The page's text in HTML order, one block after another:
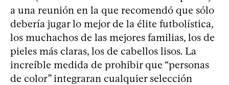
a una reunión en la que recomendó que sólo
debería jugar lo mejor de la élite futbolística,
los muchachos de las mejores familias, los de
pieles más claras, los de cabellos lisos. La
increíble medida de prohibir que “personas
de color” integraran cualquier selección